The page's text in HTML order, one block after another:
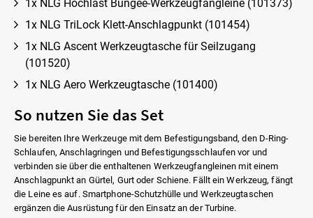
1x NLG Hochlast Bungee-Werkzeugfangleine (101373)
1x NLG TriLock Klett-Anschlagpunkt (101454)
1x NLG Ascent Werkzeugtasche für Seilzugang
(101520)
1x NLG Aero Werkzeugtasche (101400)
So nutzen Sie das Set
Sie bereiten Ihre Werkzeuge mit dem Befestigungsband, den D-Ring-
Schlaufen, Anschlagringen und Befestigungsschlaufen vor und
verbinden sie über die enthaltenen Werkzeugfangleinen mit einem
Anschlagpunkt an Gürtel, Gurt oder Schiene. Fällt ein Werkzeug, fängt
die Leine es auf. Smartphone-Schutzhülle und Werkzeugtaschen
ergänzen die Ausrüstung für den Einsatz an der Turbine.